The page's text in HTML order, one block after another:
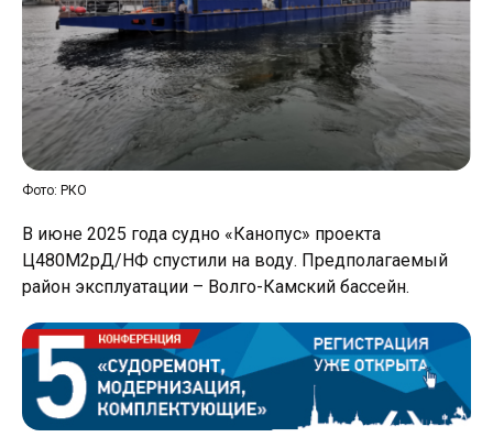
Фото: РКО
В июне 2025 года судно «Канопус» проекта
Ц480М2рД/НФ спустили на воду. Предполагаемый
район эксплуатации – Волго-Камский бассейн.